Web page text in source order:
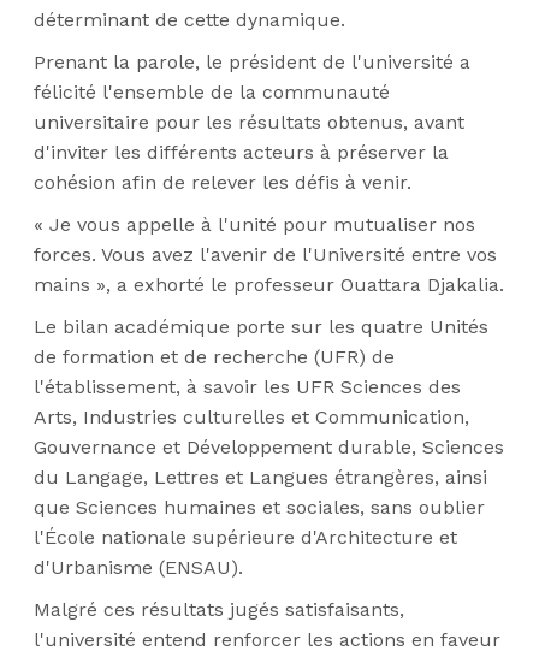
déterminant de cette dynamique.
Prenant la parole, le président de l'université a
félicité l'ensemble de la communauté
universitaire pour les résultats obtenus, avant
d'inviter les différents acteurs à préserver la
cohésion afin de relever les défis à venir.
« Je vous appelle à l'unité pour mutualiser nos
forces. Vous avez l'avenir de l'Université entre vos
mains », a exhorté le professeur Ouattara Djakalia.
Le bilan académique porte sur les quatre Unités
de formation et de recherche (UFR) de
l'établissement, à savoir les UFR Sciences des
Arts, Industries culturelles et Communication,
Gouvernance et Développement durable, Sciences
du Langage, Lettres et Langues étrangères, ainsi
que Sciences humaines et sociales, sans oublier
l'École nationale supérieure d'Architecture et
d'Urbanisme (ENSAU).
Malgré ces résultats jugés satisfaisants,
l'université entend renforcer les actions en faveur